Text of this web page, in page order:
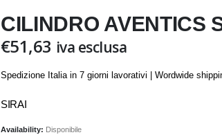
CILINDRO AVENTICS
€51,63 iva esclusa
Spedizione Italia in 7 giorni lavorativi | Wordwide
SIRAI
Availability: Disponibile